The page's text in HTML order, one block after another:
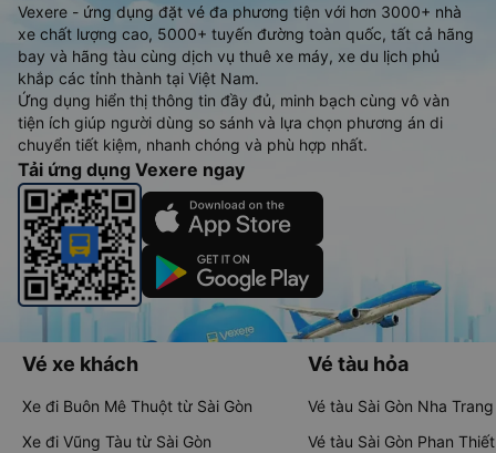
Vexere - ứng dụng đặt vé đa phương tiện với hơn 3000+ nhà
xe chất lượng cao, 5000+ tuyến đường toàn quốc, tất cả hãng
bay và hãng tàu cùng dịch vụ thuê xe máy, xe du lịch phủ
khắp các tỉnh thành tại Việt Nam.
Ứng dụng hiển thị thông tin đầy đủ, minh bạch cùng vô vàn
tiện ích giúp người dùng so sánh và lựa chọn phương án di
chuyển tiết kiệm, nhanh chóng và phù hợp nhất.
Tải ứng dụng Vexere ngay
Vé xe khách
Xe đi Buôn Mê Thuột từ Sài Gòn
Xe đi Vũng Tàu từ Sài Gòn
Vé tàu hỏa
Vé tàu Sài Gòn Nha Trang
Vé tàu Sài Gòn Phan Thiết